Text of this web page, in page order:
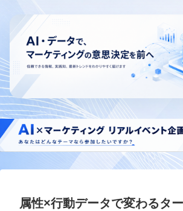
属性×行動データで変わるタ